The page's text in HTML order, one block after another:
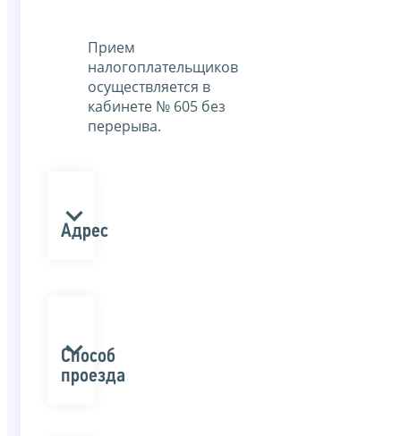
Прием
налогоплательщиков
осуществляется в
кабинете № 605 без
перерыва.
Адрес
Способ
проезда